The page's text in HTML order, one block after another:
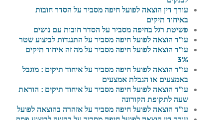
עורך דין הוצאה לפועל חיפה מסביר על הסדר חובות
באיחוד תיקים
פשיטת רגל בחיפה מסביר על הסדר חובות עם נושים
עו”ד הוצאה לפועל חיפה מסביר על התנגדות לביצוע שטר
עו”ד הוצאה לפועל חיפה מסביר על מה זה איחוד תיקים
3%
עו”ד הוצאה לפועל חיפה מסביר על איחוד תיקים : מוגבל
באמצעים או הגבלת אמצעים
עו”ד הוצאה לפועל חיפה מסביר על איחוד תיקים : הוראת
שעה לתקופת הקורונה
עו”ד הוצאה לפועל חיפה מסביר על אזהרה בהוצאה לפועל